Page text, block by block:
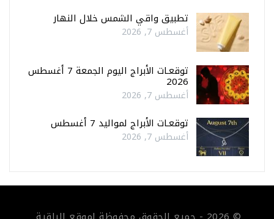
تطبيق واقي الشمس خلال النهار
أغسطس 7, 2026
توقعـات الأبراج اليوم الجمعة 7 أغسطس
2026
أغسطس 7, 2026
توقعـات الأبراج لمواليد 7 أغسطس
أغسطس 7, 2026